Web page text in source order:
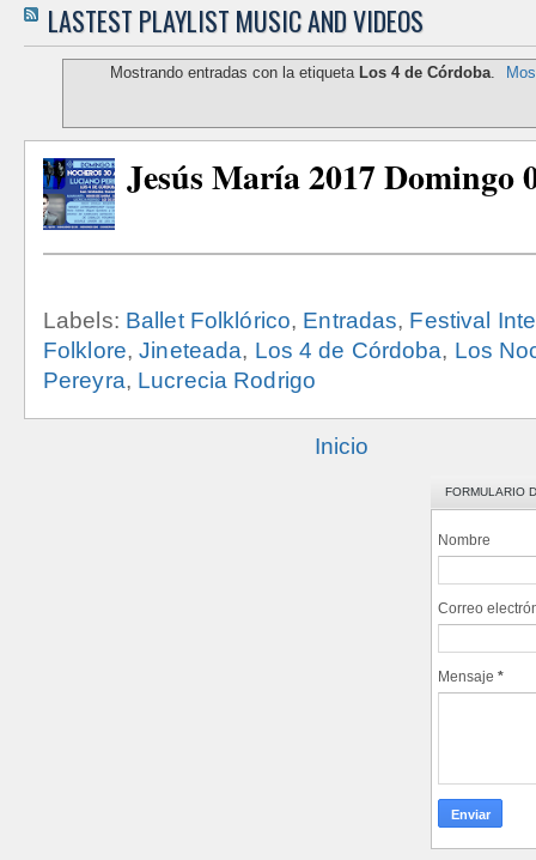
LASTEST PLAYLIST MUSIC AND VIDEOS
Mostrando entradas con la etiqueta Los 4 de Córdoba.
Jesús María 2017 Domingo
Labels: Ballet Folklórico, Entradas, Festival
Folklore,Jineteada, Los 4 de Córdoba, Los
Pereyra, Lucrecia Rodrigo
Inicio
FORMULARIO
Nombre
Correo
Mensaje *